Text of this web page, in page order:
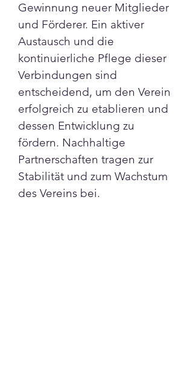
Gewinnung neuer Mitglieder
und Förderer. Ein aktiver
Austausch und die
kontinuierliche Pflege dieser
Verbindungen sind
entscheidend, um den Verein
erfolgreich zu etablieren und
dessen Entwicklung zu
fördern. Nachhaltige
Partnerschaften tragen zur
Stabilität und zum Wachstum
des Vereins bei.